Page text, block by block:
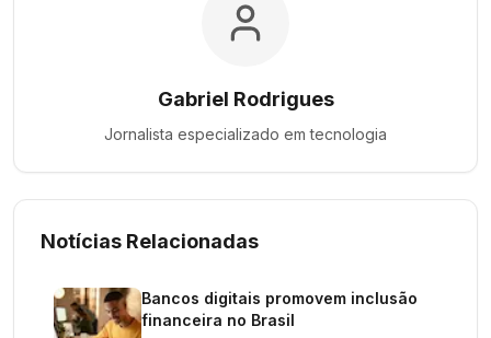
Gabriel Rodrigues
Jornalista especializado emtecnologia
Notícias Relacionadas
Bancos digitais promovem inclusão
financeira no Brasil